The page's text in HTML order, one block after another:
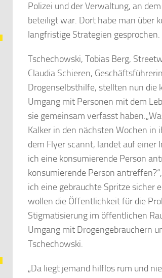
Polizei und der Verwaltung, an
beteiligt war. Dort habe man über
langfristige Strategien gesprochen.
Tschechowski, Tobias Berg,
Claudia Schieren,
Drogenselbsthilfe, stellten nun die
Umgang mit Personen mit dem
sie gemeinsam verfasst
Kalker in den nächsten Wochen in
dem Flyer scannt, landet auf einer
ich eine konsumierende Person
konsumierende Person
ich eine gebrauchte Spritze sicher
wollen die Öffentlichkeit für die
Stigmatisierung im öffentlichen
Umgang mit Drogengebrauchern
Tschechowski.
„Da liegt jemand hilflos rum und